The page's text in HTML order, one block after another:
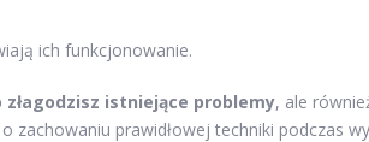
ich funkcjonowanie.
istniejące problemy, ale
zachowaniu prawidłowej techniki podczas